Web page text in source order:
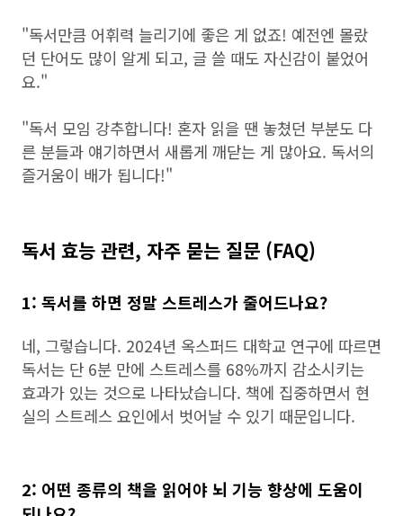
"독서만큼 어휘력 늘리기에 좋은 게 없죠! 예전엔 몰랐
던 단어도 많이 알게 되고, 글 쓸 때도 자신감이 붙었어
요."
"독서 모임 강추합니다! 혼자 읽을 땐 놓쳤던 부분도 다
른 분들과 얘기하면서 새롭게 깨닫는 게 많아요. 독서의
즐거움이 배가 됩니다!"
독서 효능 관련, 자주 묻는 질문 (FAQ)
1: 독서를 하면 정말 스트레스가 줄어드나요?
네, 그렇습니다. 2024년 옥스퍼드 대학교 연구에 따르면
독서는 단 6분 만에 스트레스를 68%까지 감소시키는
효과가 있는 것으로 나타났습니다. 책에 집중하면서 현
실의 스트레스 요인에서 벗어날 수 있기 때문입니다.
2: 어떤 종류의 책을 읽어야 뇌 기능 향상에 도움이